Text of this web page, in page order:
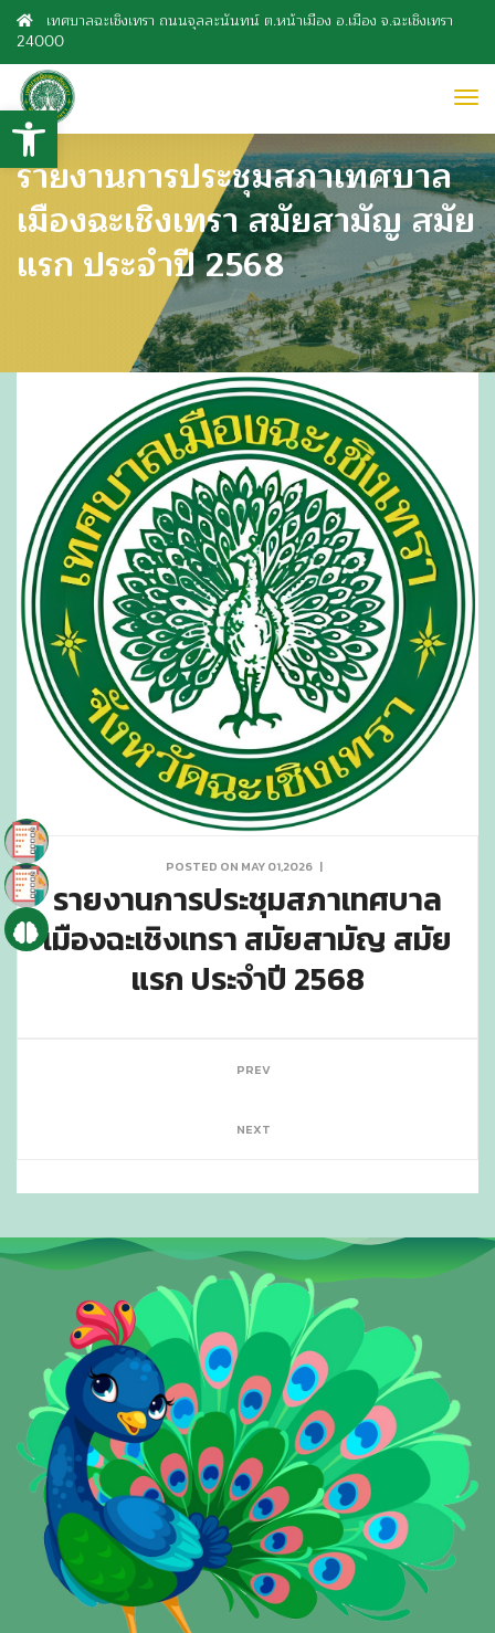
เทศบาลฉะเชิงเทรา ถนนจุลละนันทน์ ต.หน้าเมือง อ.เมือง จ.ฉะเชิงเทรา
24000
รายงานการประชุมสภาเทศบาล
เมืองฉะเชิงเทรา สมัยสามัญ สมัย
แรก ประจำปี 2568
POSTED ON MAY 01,2026 |
รายงานการประชุมสภาเทศบาล
เมืองฉะเชิงเทรา สมัยสามัญ สมัย
แรก ประจำปี 2568
PREV
NEXT
Open toolbar